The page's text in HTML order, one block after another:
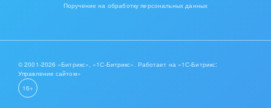
Металлургия
Мода, одежда, аксессуары, стиль
Нефть, газ
Оборудование, техника
Поручение на обработку персональных данных
© 2001-2026 «Битрикс», «1С-Битрикс». Работает на «1С-Битрикс:
Управление сайтом»
16+